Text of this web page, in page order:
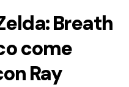
Breath
come
Ray